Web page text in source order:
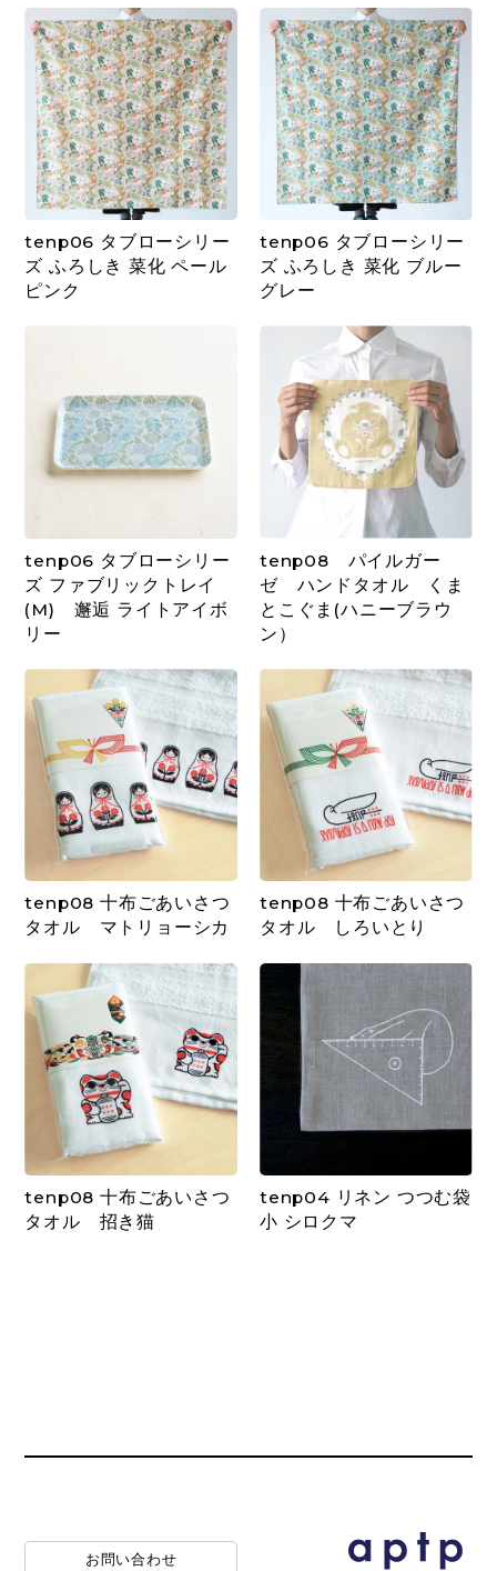
tenp06 タブローシリー
ズ ふろしき 菜化 ペール
ピンク
tenp06 タブローシリー
ズ ふろしき 菜化 ブルー
グレー
tenp06 タブローシリー
ズ ファブリックトレイ
(M) 邂逅 ライトアイボ
リー
tenp08 パイルガー
ゼ ハンドタオル くま
とこぐま(ハニーブラウ
ン）
tenp08 十布ごあいさつ
タオル マトリョーシカ
tenp08 十布ごあいさつ
タオル しろいとり
tenp08 十布ごあいさつ
タオル 招き猫
tenp04 リネン つつむ袋
小 シロクマ
お問い合わせ